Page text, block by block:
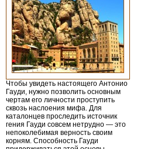
Чтобы увидеть настоящего Антонио
Гауди, нужно позволить основным
чертам его личности проступить
сквозь наслоения мифа. Для
каталон­цев проследить источник
гения Гауди совсем не­трудно — это
непоколебимая верность своим
корням. Способность Гауди